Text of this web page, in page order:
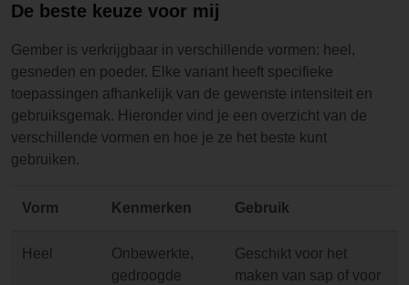
De beste keuze voor mij
Gember is verkrijgbaar in verschillende vormen: heel,
gesneden en poeder. Elke variant heeft specifieke
toepassingen afhankelijk van de gewenste intensiteit en
gebruiksgemak. Hieronder vind je een overzicht van de
verschillende vormen en hoe je ze het beste kunt
gebruiken.
Vorm Kenmerken Gebruik
Heel
Onbewerkte,
gedroogde
Geschikt voor het
maken van sap of voor